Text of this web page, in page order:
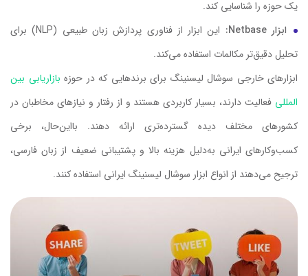
یک حوزه را شناسایی کند.
ابزار Netbase:
این ابزار از فناوری پردازش زبان طبیعی (NLP) برای
تحلیل دقیق‌تر مکالمات استفاده می‌کند.
ابزارهای خارجی سوشال لیسنینگ برای برندهایی که در حوزه بازاریابی بین
المللی فعالیت دارند، بسیار کاربردی هستند و از رفتار و نیازهای مخاطبان در
کشورهای مختلف دیده گسترده‌تری ارائه دهند. با‌این‌حال، برخی
کسب‌وکارهای ایرانی به‌دلیل هزینه بالا و پشتیبانی ضعیف از زبان فارسی،
ترجیح می‌دهند از انواع ابزار سوشال لیسنینگ ایرانی استفاده کنند.